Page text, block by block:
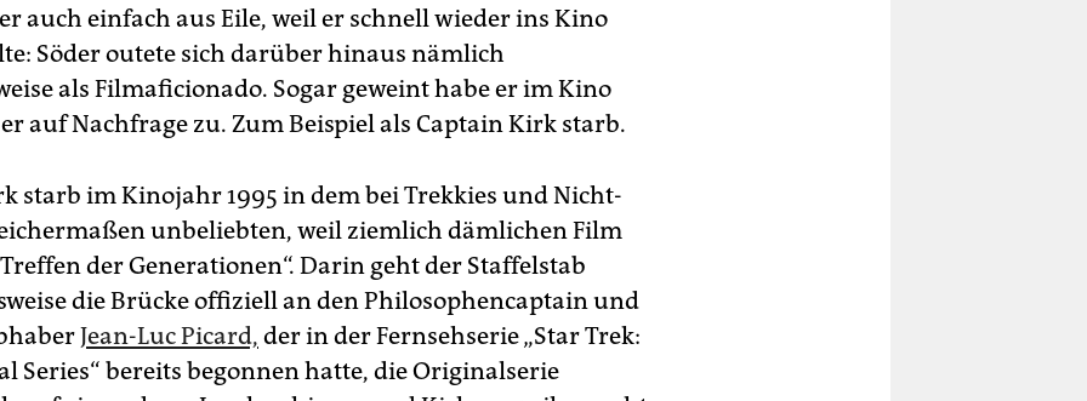
auch einfach aus Eile, weil er schnell wieder ins Kino
Söder outete sich darüber hinaus nämlich
als Filmaficionado. Sogar geweint habe er im Kino
auf Nachfrage zu. Zum Beispiel als Captain Kirk starb.
starb im Kinojahr 1995 in dem bei Trekkies und Nicht-
unbeliebten, weil ziemlich dämlichen Film
der Generationen“. Darin geht der Staffelstab
die Brücke offiziell an den Philosophencaptain und
Jean-Luc Picard, der in der Fernsehserie „Star Trek:
Series“ bereits begonnen hatte, die Originalserie